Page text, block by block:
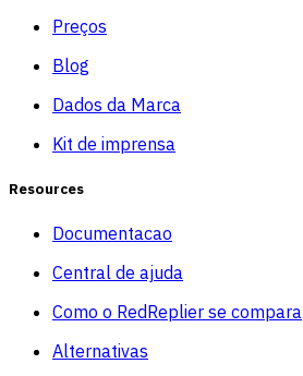
Preços
Blog
Dados da Marca
Kit de imprensa
Resources
Documentacao
Central de ajuda
Como o RedReplier se compara
Alternativas